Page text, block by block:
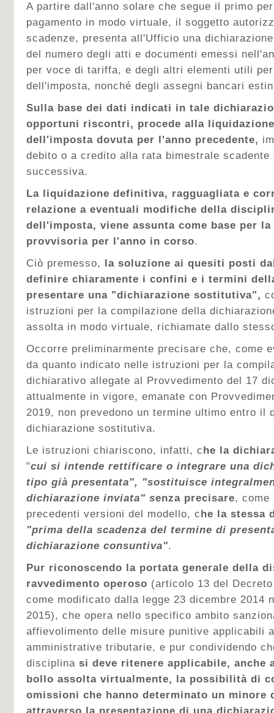
A partire dall'anno solare che segue il primo
pagamento in modo virtuale, il soggetto
scadenze, presenta all'Ufficio una
del numero degli atti e documenti emessi
per voce di tariffa, e degli altri elementi utili
dell'imposta, nonché degli assegni bancari
Sulla base dei dati indicati in tale
opportuni riscontri, procede alla
dell'imposta dovuta per l'anno precedente,
debito o a credito alla rata bimestrale scadente
successiva.
La liquidazione definitiva, ragguagliata e
relazione a eventuali modifiche della
dell'imposta, viene assunta come base per
provvisoria per l'anno in corso.
Ciò premesso, la soluzione ai quesiti posti
definire chiaramente i confini e i termini
presentare una "dichiarazione sostitutiva",
istruzioni per la compilazione della
assolta in modo virtuale, richiamate dallo
Occorre preliminarmente precisare che, come
da quanto indicato nelle istruzioni per la
dichiarativo allegate al Provvedimento del 17
attualmente in vigore, emanate con
2019, non prevedono un termine ultimo entro il
dichiarazione sostitutiva.
Le istruzioni chiariscono, infatti, che la
"cui si intende rettificare o integrare una
tipo già presentata", "sostituisce
dichiarazione inviata" senza precisare, come
precedenti versioni del modello, che la stessa
"prima della scadenza del termine di
dichiarazione consuntiva".
Pur riconoscendo la portata generale della
ravvedimento operoso (articolo 13 del
come modificato dalla legge 23 dicembre 2014
2015), che opera nello specifico ambito
affievolimento delle misure punitive applicabili
amministrative tributarie, e pur condividendo
disciplina si deve ritenere applicabile, anche
bollo assolta virtualmente, la possibilità di
omissioni che hanno determinato un minore